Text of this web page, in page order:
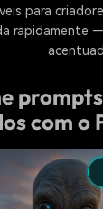
para
rapidamente
com o